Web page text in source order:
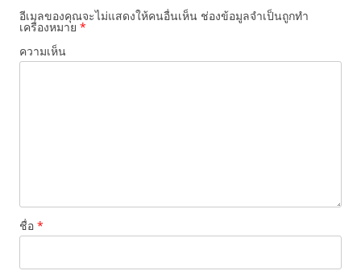
อีเมลของคุณจะไม่แสดงให้คนอื่นเห็น ช่องข้อมูลจำเป็นถูกทำ
เครื่องหมาย *
ความเห็น
ชื่อ *